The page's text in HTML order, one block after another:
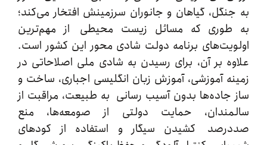
گیاهان و جانوران سرزمینش افتخار می‌کند؛
که مسائل زیست محیطی از مهم‌ترین‌
برنامه دولت شادی محور این کشور است.
بر آن، برای رسیدن به شادی ملی اصلاحاتی در
آموزشی، آموزش زبان انگلیسی اجباری، ساخت و
بدون آسیب رسانی به طبیعت، مراقبت از
حمایت دولتی از صومعه‌ها، منع
کشیدن سیگار و استفاده از کودهای